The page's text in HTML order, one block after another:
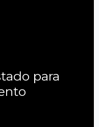
para